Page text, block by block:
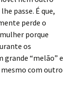
passe. É que,
perde o
porque
os
grande “melão” e
com outro